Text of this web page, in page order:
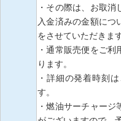
・その際は、お取
入金済みの金額につ
をさせていただきます
・通常販売便をご
ります。
・詳細の発着時刻
す。
・燃油サーチャー